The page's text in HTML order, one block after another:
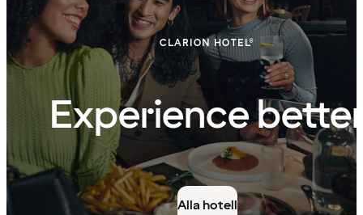
CLARION HOTEL®
Experience
Alla hotell